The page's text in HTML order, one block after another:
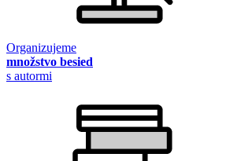
Organizujeme
množstvo besied
s autormi